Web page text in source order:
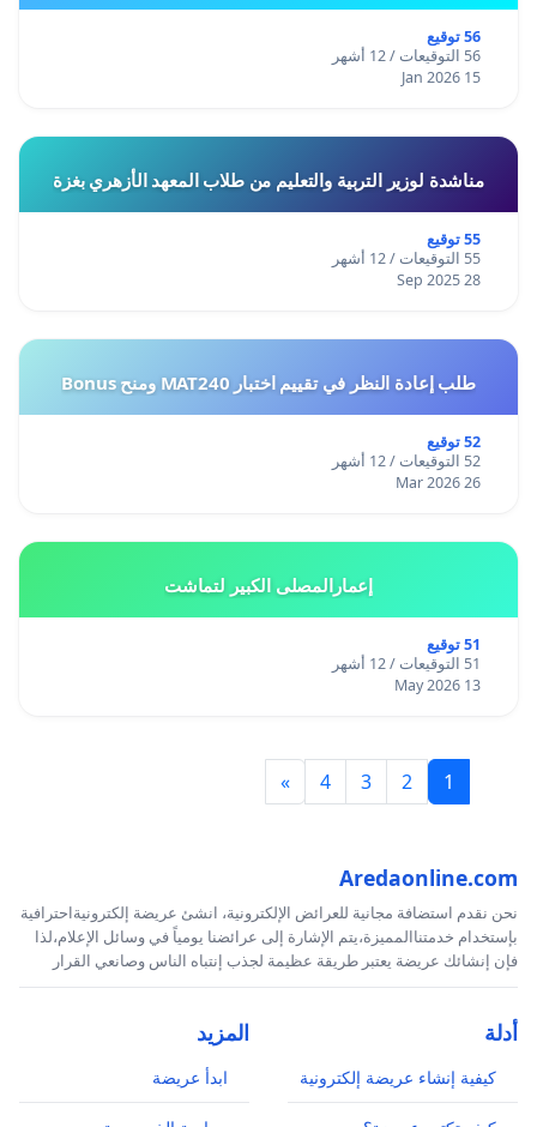
56 توقيع
56 التوقيعات / 12 أشهر
15 Jan 2026
مناشدة لوزير التربية والتعليم من طلاب المعهد الأزهري بغزة
55 توقيع
55 التوقيعات / 12 أشهر
28 Sep 2025
طلب إعادة النظر في تقييم اختبار MAT240 ومنح Bonus
52 توقيع
52 التوقيعات / 12 أشهر
26 Mar 2026
إعمارالمصلى الكبير لتماشت
51 توقيع
51 التوقيعات / 12 أشهر
13 May 2026
1
2
3
4
»
Aredaonline.com
نحن نقدم استضافة مجانية للعرائض الإلكترونية، انشئ عريضة إلكترونيةاحترافية
بإستخدام خدمتناالمميزة،يتم الإشارة إلى عرائضنا يومياً في وسائل الإعلام،لذا
فإن إنشائك عريضة يعتبر طريقة عظيمة لجذب إنتباه الناس وصانعي القرار
أدلة
كيفية إنشاء عريضة إلكترونية
المزيد
ابدأ عريضة